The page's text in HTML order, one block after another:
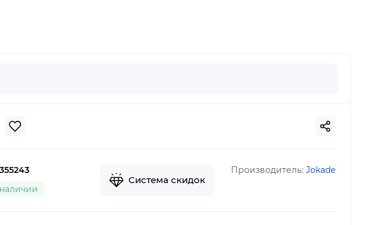
355243 Производитель: Jokade
Система скидок